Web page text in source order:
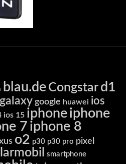
blau.de Congstar d1
galaxy google huawei ios
ios 15 iphoneiphone
7 iphone 8
o2 p30 p30 pro pixel
smartphone